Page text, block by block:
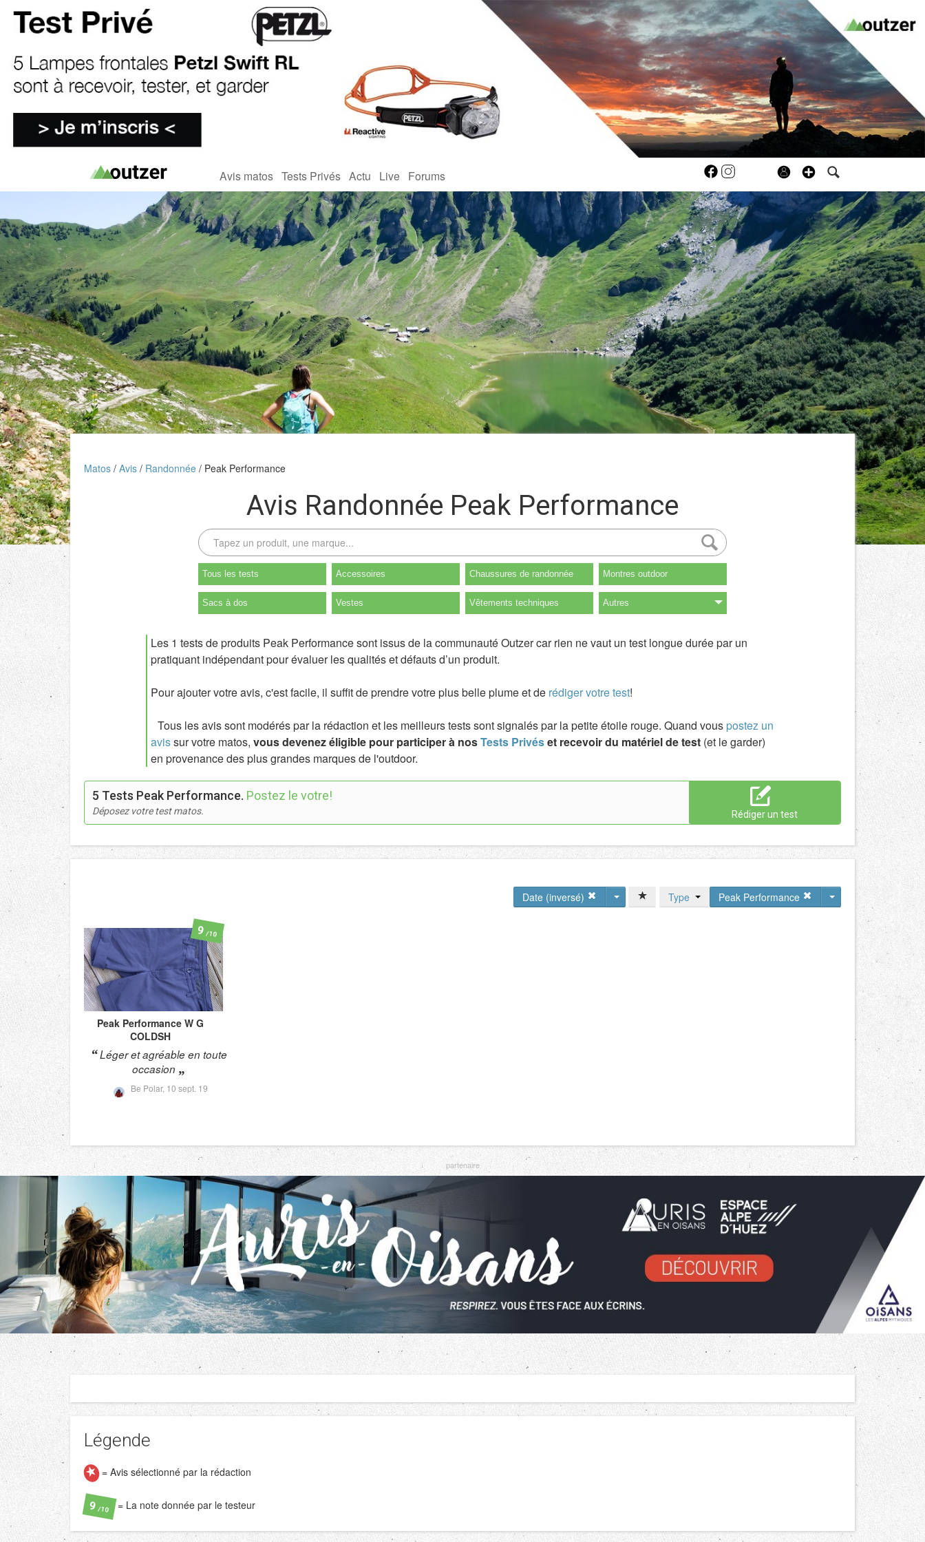
Avis matos Tests Privés Actu Live Forums
Matos Avis Randonnée Peak Performance
Avis Randonnée Peak Performance
Tous les tests Accessoires Chaussures de randonnée Montres outdoor
Sacs à dos Vestes Vêtements techniques Autres
Les 1 tests de produits Peak Performance sont issus de la communauté Outzer car rien ne vaut un test longue durée par un
pratiquant indépendant pour évaluer les qualités et défauts d’un produit.
Pour ajouter votre avis, c'est facile, il suffit de prendre votre plus belle plume et de rédiger votre test!
Tous les avis sont modérés par la rédaction et les meilleurs tests sont signalés par la petite étoile rouge. Quand vous postez un
avissur votre matos, vous devenez éligible pour participer à nosTests Privéset recevoir du matériel de test (et le garder)
en provenance des plus grandes marques de l'outdoor.
5 Tests Peak Performance. Postez le votre!
Déposez votre test matos. Rédiger un test
Date (inversé) Peak Performance
Type
Peak Performance W G
COLDSH
Léger et agréable en toute
occasion
Be Polar, 10 sept. 19
9/10
Légende
= Avis sélectionné par la rédaction
9/10 = La note donnée par le testeur